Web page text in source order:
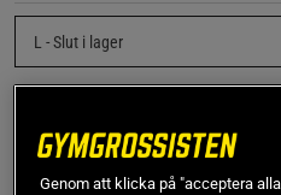
L - Slut i lager
Produkt
Genom att klicka på "acceptera